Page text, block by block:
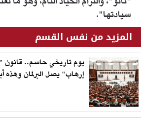
سيادتها".​​​​​​
المزيد من نفس القسم
يوم تاريخي حاسم.. قانون
إرهاب" يصل البرلمان وهذه